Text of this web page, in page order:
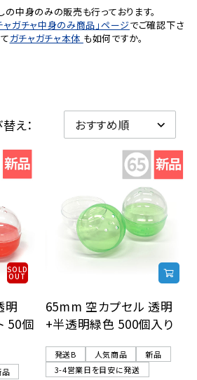
イ
るご質問
用ガイド
7659
身のみの販売も行っております。
ャガチャ中身のみ商品」ページでご確認下さ
ガチャガチャ本体 も如何ですか。
え：
SOLD
OUT
明
50個
品
65mm 空カプセル 透明
+半透明緑色 500個入り
発送B 人気商品
新品
3-4営業日を目安に発送